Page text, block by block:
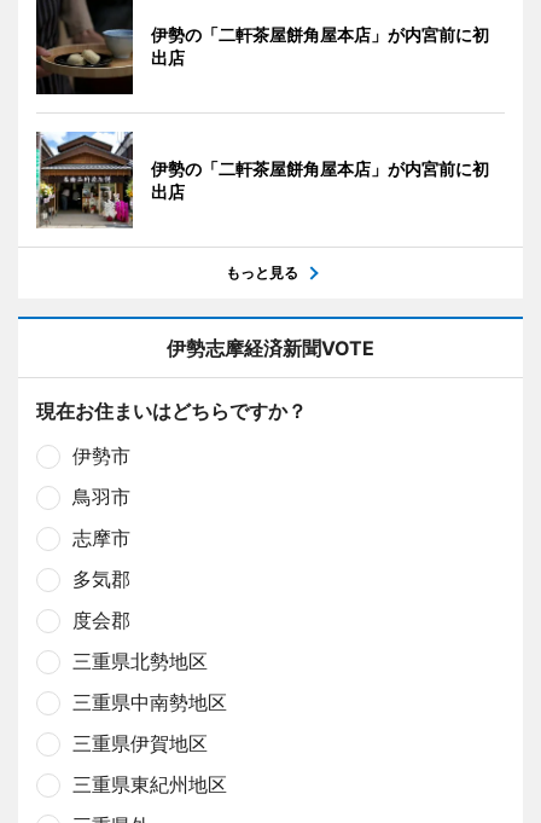
伊勢の「二軒茶屋餅角屋本店」が内宮前に初
出店
伊勢の「二軒茶屋餅角屋本店」が内宮前に初
出店
もっと見る
伊勢志摩経済新聞VOTE
現在お住まいはどちらですか？
伊勢市
鳥羽市
志摩市
多気郡
度会郡
三重県北勢地区
三重県中南勢地区
三重県伊賀地区
三重県東紀州地区